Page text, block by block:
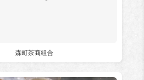
森町茶商組合